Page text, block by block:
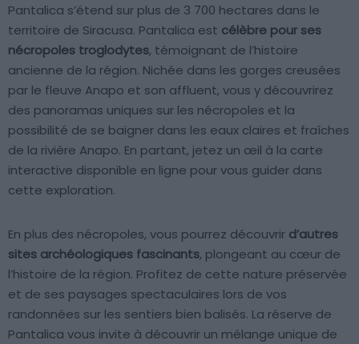
Pantalica s’étend sur plus de 3 700 hectares dans le
territoire de Siracusa. Pantalica est célèbre pour ses
nécropoles troglodytes, témoignant de l’histoire
ancienne de la région. Nichée dans les gorges creusées
par le fleuve Anapo et son affluent, vous y découvrirez
des panoramas uniques sur les nécropoles et la
possibilité de se baigner dans les eaux claires et fraîches
de la rivière Anapo. En partant, jetez un œil à la carte
interactive disponible en ligne pour vous guider dans
cette exploration.
En plus des nécropoles, vous pourrez découvrir d’autres
sites archéologiques fascinants, plongeant au cœur de
l’histoire de la région. Profitez de cette nature préservée
et de ses paysages spectaculaires lors de vos
randonnées sur les sentiers bien balisés. La réserve de
Pantalica vous invite à découvrir un mélange unique de